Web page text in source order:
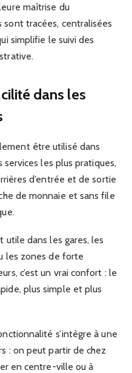
maîtrise du
tracées, centralisées
simplifie le suivi des
dans les
être utilisé dans
services les plus pratiques,
d’entrée et de sortie
de monnaie et sans file
utile dans les gares, les
les zones de forte
c’est un vrai confort : le
plus simple et plus
s’intègre à une
: on peut partir de chez
en centre-ville ou à